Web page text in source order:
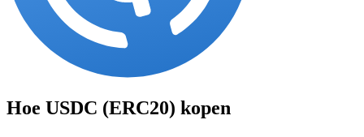
Hoe USDC (ERC20) kopen